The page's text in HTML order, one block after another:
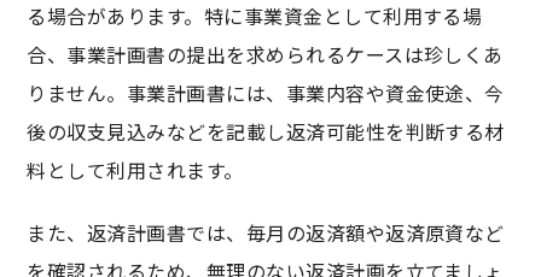
る場合があります。特に事業資金として利用する場
合、事業計画書の提出を求められるケースは珍しくあ
りません。事業計画書には、事業内容や資金使途、今
後の収支見込みなどを記載し返済可能性を判断する材
料として利用されます。
また、返済計画書では、毎月の返済額や返済原資など
を確認されるため、無理のない返済計画を立てましょ